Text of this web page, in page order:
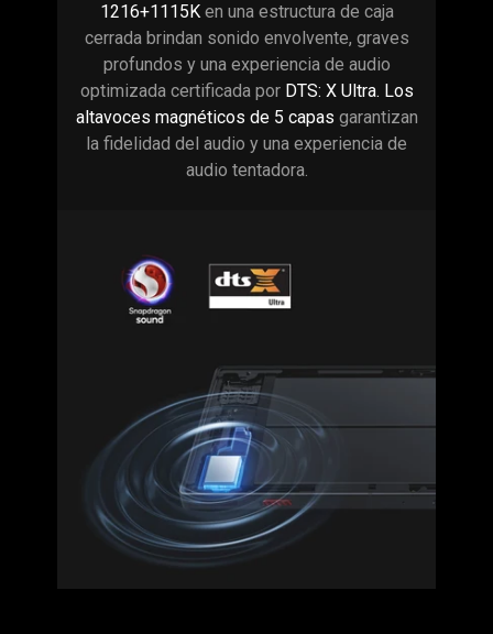
1216+1115Ken una estructura de caja
cerrada brindan sonido envolvente, graves
profundos y una experiencia de audio
optimizada certificada por DTS: X Ultra. Los
altavoces magnéticos de 5 capas garantizan
la fidelidad del audio y una experiencia de
audio tentadora.